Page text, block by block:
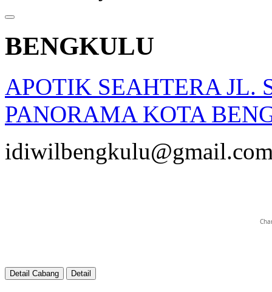
BENGKULU
APOTIK SEAHTERA JL.
PANORAMA KOTA
Detail Cabang Detail